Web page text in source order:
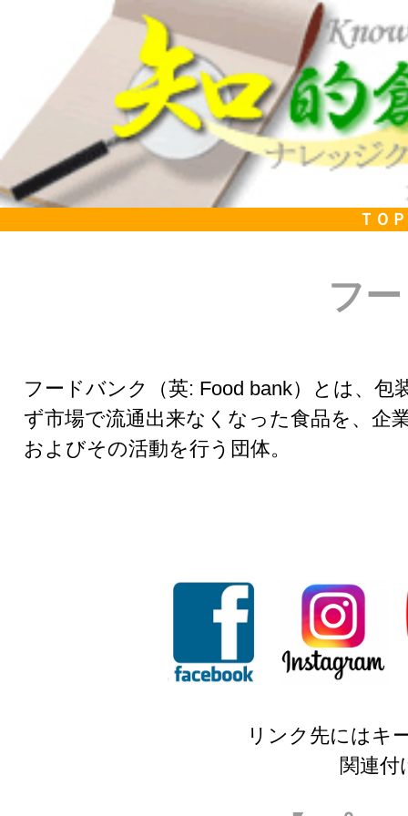
ＴＯＰ
フ
フードバンク（英: Food bank）とは、
ず市場で流通出来なくなった食品を、企
およびその活動を行う団体。
リンク先にはキ
関連